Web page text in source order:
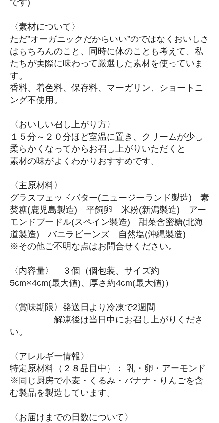
です)
〈素材について〉
ただ”オーガニックだからいい”のではなくおいしさ
はもちろんのこと、同時に体のことも考えて、私
たちが実際に味わって厳選した素材を使っていま
す。
香料、着色料、保存料、マーガリン、ショートニ
ング不使用。
〈おいしい召し上がり方〉
１５分～２０分ほど室温に置き、クリームが少し
柔らかくなってからお召し上がりいただくと
素材の味がよくわかりおすすめです。
〈主原材料〉
グラスフェッドバター(ニュージーランド製造) 素
焚糖(鹿児島製造) 平飼卵 米粉(新潟製造) アー
モンドプードル(スペイン製造) 甜菜含蜜糖(北海
道製造) バニラビーンズ 自然塩(沖縄製造)
※その他ご不明な点はお問合せください。
〈内容量〉 ３個（個包装、サイズ約
5cm×4cm(最大値)、厚さ約4cm(最大値)）
〈賞味期限〉発送日より冷凍で2週間
解凍後は当日中にお召し上がりくださ
い。
〈アレルギー情報〉
特定原材料（２８品目中）： 乳・卵・アーモンド
※同じ厨房で小麦・くるみ・バナナ・りんごを含
む製品を製造しています。
〈お届けまでの日数について〉